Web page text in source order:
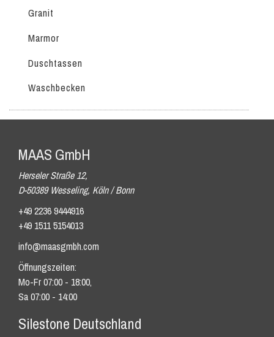
Granit
Marmor
Duschtassen
Waschbecken
MAAS GmbH
Herseler Straße 12,
D-50389 Wesseling, Köln / Bonn
+49 2236 9444916
+49 1511 5154013
info@maasgmbh.com
Öffnungszeiten:
Mo-Fr 07:00 - 18:00,
Sa 07:00 - 14:00
Silestone Deutschland